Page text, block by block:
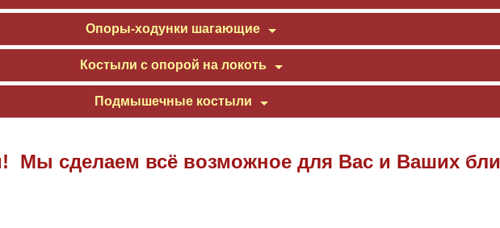
Опоры-ходунки шагающие
Костыли с опорой на локоть
Подмышечные костыли
Мы сделаем всё возможное для Вас и Ваших